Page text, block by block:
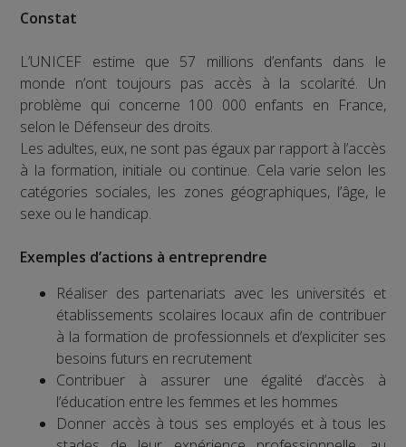
Constat
L’UNICEF estime que 57 millions d’enfants dans le
monde n’ont toujours pas accès à la scolarité. Un
problème qui concerne 100 000 enfants en France,
selon le Défenseur des droits.
Les adultes, eux, ne sont pas égaux par rapport à l’accès
à la formation, initiale ou continue. Cela varie selon les
catégories sociales, les zones géographiques, l’âge, le
sexe ou le handicap.
Exemples d’actions à entreprendre
Réaliser des partenariats avec les universités et
établissements scolaires locaux afin de contribuer
à la formation de professionnels et d’expliciter ses
besoins futurs en recrutement
Contribuer à assurer une égalité d’accès à
l’éducation entre les femmes et les hommes
Donner accès à tous ses employés et à tous les